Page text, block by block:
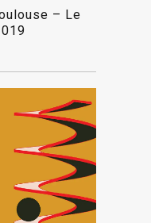
– Le